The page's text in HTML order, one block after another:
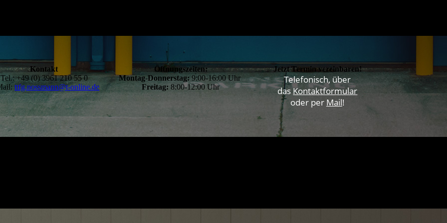
Kontakt
Tel.: +49 (0) 3961 210 55 0
ttfg.nossmann@t-online.de
Öffnungszeiten:
Montag-Donnerstag: 9:00-16:00 Uhr
Freitag: 8:00-12:00 Uhr
Jetzt Termin vereinbaren!
Telefonisch, über
dasKontaktformular
oder per Mail!